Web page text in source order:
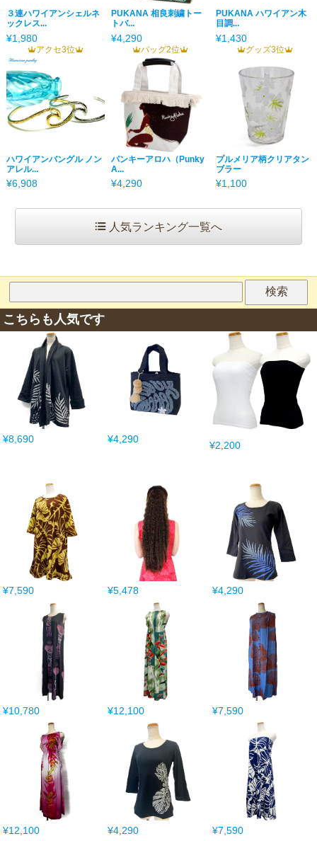
３連ハワイアンシェルネ
ックレス...
¥1,980
PUKANA 相良刺繍トー
トバ...
¥4,290
PUKANA ハワイアン木
目調...
¥1,430
アクセ3位
ハワイアンバングル ノン
アレル...
¥6,908
バッグ2位
パンキーアロハ（Punky
A...
¥4,290
グッズ3位
プルメリア柄クリアタン
ブラー
¥1,100
人気ランキング一覧へ
こちらも人気です
¥8,690 ¥4,290
¥2,200
¥7,590 ¥5,478 ¥4,290
¥10,780 ¥12,100 ¥7,590
¥12,100 ¥4,290 ¥7,590